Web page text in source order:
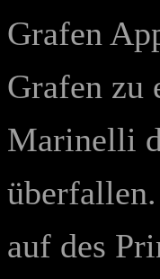
Grafen
Grafen zu
Marinelli
auf des